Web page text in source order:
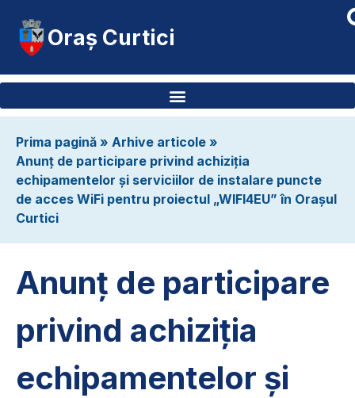
Oraș Curtici
Prima pagină » Arhive articole »
Anunț de participare privind achiziția
echipamentelor și serviciilor de instalare puncte
de acces WiFi pentru proiectul „WIFI4EU” în Orașul
Curtici
Anunț de participare
privind achiziția
echipamentelor și